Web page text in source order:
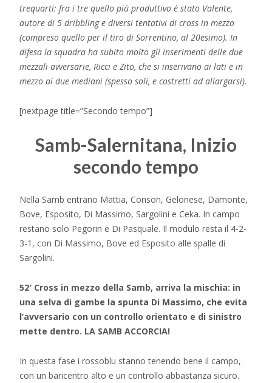
trequarti: fra i tre quello più produttivo è stato Valente,
autore di 5 dribbling e diversi tentativi di cross in mezzo
(compreso quello per il tiro di Sorrentino, al 20esimo). In
difesa la squadra ha subito molto gli inserimenti delle due
mezzali avversarie, Ricci e Zito, che si inserivano ai lati e in
mezzo ai due mediani (spesso soli, e costretti ad allargarsi).
[nextpage title=”Secondo tempo”]
Samb-Salernitana, Inizio
secondo tempo
Nella Samb entrano Mattia, Conson, Gelonese, Damonte,
Bove, Esposito, Di Massimo, Sargolini e Ceka. In campo
restano solo Pegorin e Di Pasquale. Il modulo resta il 4-2-
3-1, con Di Massimo, Bove ed Esposito alle spalle di
Sargolini.
52′ Cross in mezzo della Samb, arriva la mischia: in
una selva di gambe la spunta Di Massimo, che evita
l’avversario con un controllo orientato e di sinistro
mette dentro. LA SAMB ACCORCIA!
In questa fase i rossoblu stanno tenendo bene il campo,
con un baricentro alto e un controllo abbastanza sicuro.